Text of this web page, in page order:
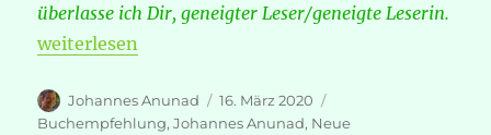
überlasse ich Dir, geneigter Leser/geneigte Leserin.
„DAS BUCH DER SYNERGIE von Achmed Khammas“
weiterlesen
Autor
Johannes Anunad
Veröffentlicht
am
16. März 2020
Buchempfehlung,Johannes Anunad, Neue